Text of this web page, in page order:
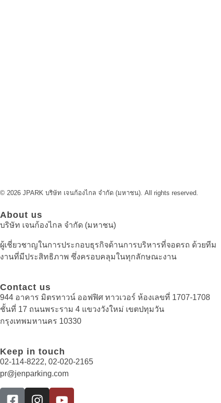
© 2026 JPARK บริษัท เจนก้องไกล จำกัด (มหาชน). All rights reserved.
About us
บริษัท เจนก้องไกล จำกัด (มหาชน)
ผู้เชี่ยวชาญในการประกอบธุรกิจด้านการบริหารที่จอดรถ ด้วยทีม
งานที่มีประสิทธิภาพ ซึ่งครอบคลุมในทุกลักษณะงาน
Contact us
944 อาคาร มิตรทาวน์ ออฟฟิศ ทาวเวอร์ ห้องเลขที่ 1707-1708
ชั้นที่ 17 ถนนพระราม 4 แขวงวังใหม่ เขตปทุมวัน
กรุงเทพมหานคร 10330
Keep in touch
02-114-8222, 02-020-2165
pr@jenparking.com